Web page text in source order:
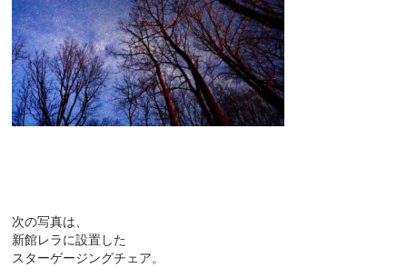
次の写真は、
新館レラに設置した
スターゲージングチェア。